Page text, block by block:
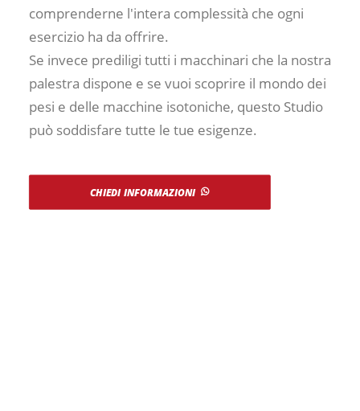
comprenderne l'intera complessità che ogni
esercizio ha da offrire.
Se invece prediligi tutti i macchinari che la nostra
palestra dispone e se vuoi scoprire il mondo dei
pesi e delle macchine isotoniche, questo Studio
può soddisfare tutte le tue esigenze.
CHIEDI INFORMAZIONI